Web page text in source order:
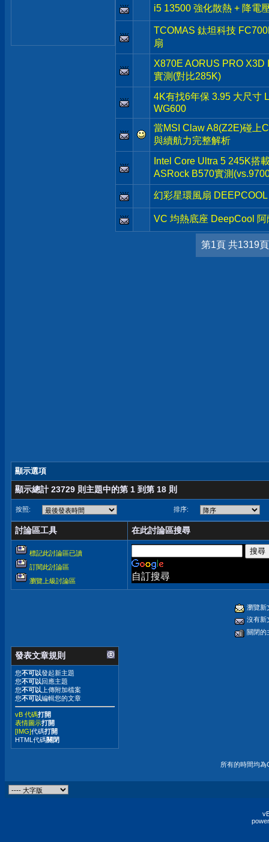
i5 13500 強化散熱 + 降電
TCOMAS 鈦坦科技
扇
X870E AORUS PRO
實測(對比285K)
4K有找6年保 3.95 大尺寸
WG600
當MSI Claw A8(Z2E)碰上
與續航力完整解析
Intel Core Ultra 5 245K搭
ASRock B570實測
幻彩星環風扇
VC 均熱底座 DeepCool
第1頁 共1319頁
顯示選項
顯示總計 23729 則主題中的第 1 到第 18 則
按照: 排序:
討論區工具 在此討論區搜尋
標記此討論區已讀
訂閱此討論區
瀏覽上級討論區
自訂搜尋
瀏覽新
沒有新
關閉的
發表文章規則
您不可以發起新主題
您不可以回應主題
您不可以 上傳附加檔案
您不可以編輯您的文章
vB 代碼打開
表情圖示打開
[IMG]代碼打開
HTML代碼關閉
所有的時間均為